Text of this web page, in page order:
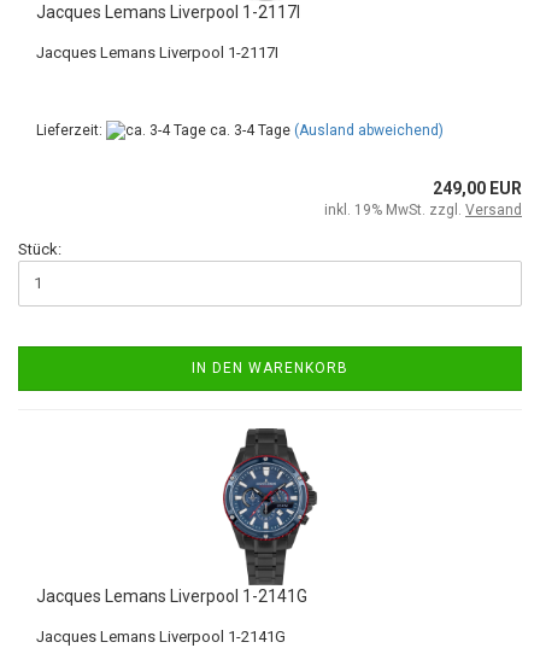
Jacques Lemans Liverpool 1-2117I
Jacques Lemans Liverpool 1-2117I
Lieferzeit: ca. 3-4 Tage (Ausland abweichend)
249,00 EUR
inkl. 19% MwSt. zzgl. Versand
Stück:
IN DEN WARENKORB
Jacques Lemans Liverpool 1-2141G
Jacques Lemans Liverpool 1-2141G